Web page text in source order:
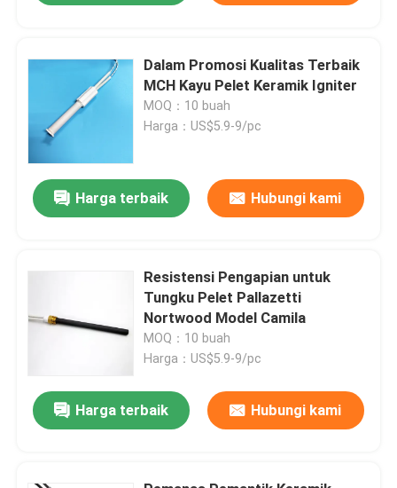
kembali!
Kirimkan
Dalam Promosi Kualitas Terbaik
MCH Kayu Pelet Keramik Igniter
MOQ：10 buah
Harga：US$5.9-9/pc
Harga terbaik Hubungi kami
Resistensi Pengapian untuk
Tungku Pelet Pallazetti
Nortwood Model Camila
MOQ：10 buah
Harga：US$5.9-9/pc
Harga terbaik Hubungi kami